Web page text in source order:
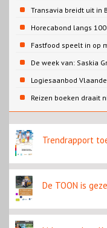
Gemeente Emmen
Transavia breidt uit in
naar Porto
Horecabond langs
Cao-recreatie
Fastfood speelt in op
De week van: Saskia
Logiesaanbod
slaapplaatsen
Reizen boeken draait
contentbron
Trendrapport
De TOON is